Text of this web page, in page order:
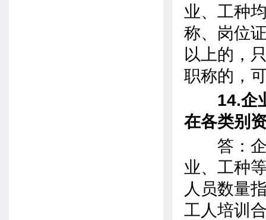
业、工种
称、岗位
以上的，
职称的，
14.企业
在各类别
答：企
业、工种
人员数量
工人培训